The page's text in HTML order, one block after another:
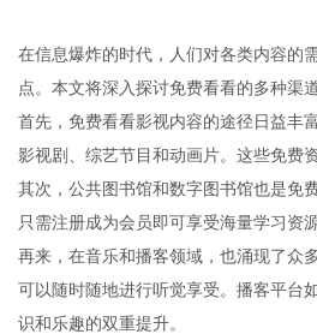
在信息爆炸的时代，人们对各类内容的
点。本文将深入探讨免费看看的多种渠
首先，免费看看影视内容的途径日益丰
影视剧、综艺节目和动画片。这些免费
其次，公共图书馆和数字图书馆也是免
只需注册成为会员即可享受海量学习资
再来，在音乐和播客领域，也涌现了众
可以随时随地进行听觉享受。播客平台
识和乐趣的双重提升。